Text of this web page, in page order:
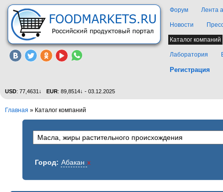
Форум Лента
Новости
Каталог компаний
Лаборатория
Регистрация
USD: 77,4631↓ EUR: 89,8514↓ - 03.12.2025
Главная » Каталог компаний
Город: Абакан x